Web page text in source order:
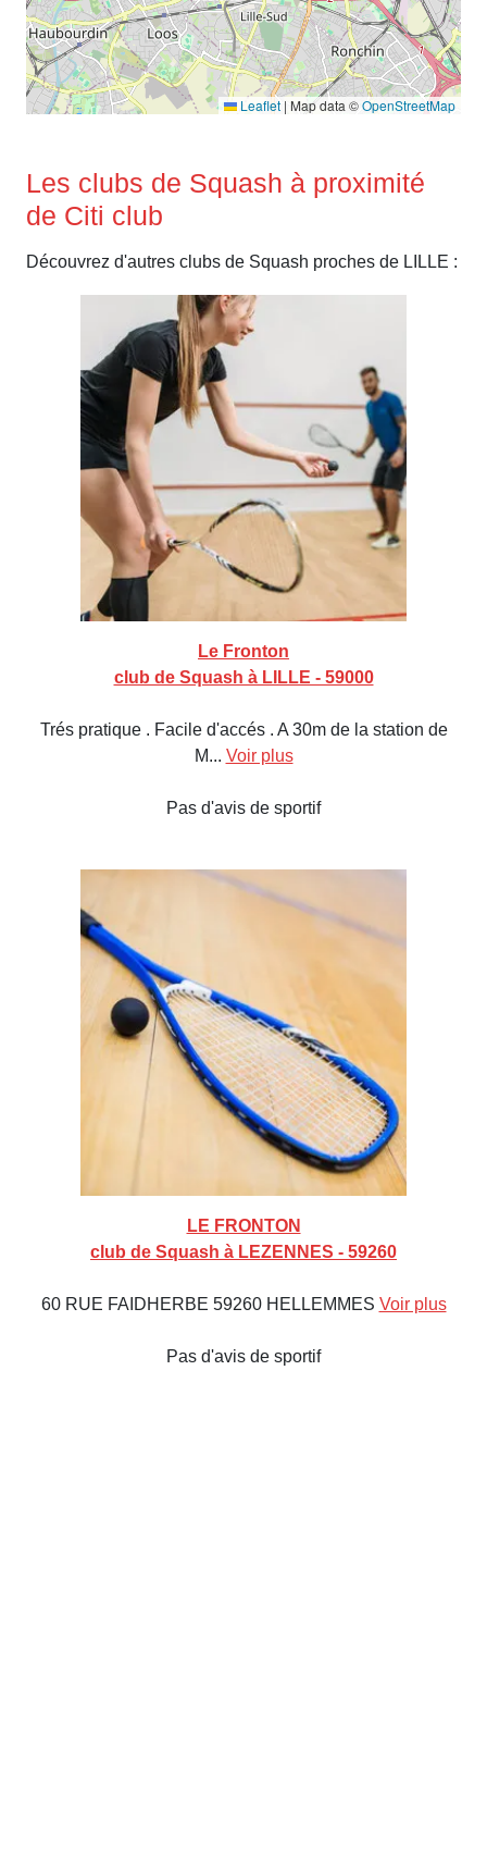
Leaflet | Map data ©OpenStreetMap
Les clubs de Squash à proximité
de Citi club
Découvrez d'autres clubs de Squash proches de LILLE :
Le Fronton
club de Squash à LILLE - 59000
Trés pratique . Facile d'accés . A 30m de la station de
M... Voir plus
Pas d'avis de sportif
LE FRONTON
club de Squash à LEZENNES - 59260
60 RUE FAIDHERBE 59260 HELLEMMES Voir plus
Pas d'avis de sportif